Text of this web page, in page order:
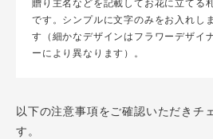
贈り主名などを記載してお花に立てる
です。シンプルに文字のみをお入れしま
す（細かなデザインはフラワーデザイ
ーにより異なります）。
以下の注意事項をご確認いただきチ
す。